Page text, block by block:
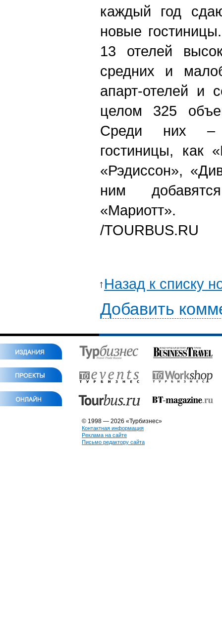
каждый год
новые
13 отелей
средних и
апарт-отелей и
целом 325
Среди них –
гостиницы, как
«Рэдиссон»,
ним
«Мариотт».
/TOURBUS.RU
Назад к списку
Добавить
© 1998 — 2026 «Турбизнес»
Контактная информация
Реклама на сайте
Письмо редактору сайта